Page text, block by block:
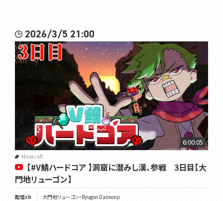
2026/3/5 21:00
6:00:05
Minecraft
【#V鯖ハードコア 】洞窟に潜みし漢、参戦 3日目【大
門地リューゴン】
配信ch 大門地リューゴン・Ryugon Daimonji